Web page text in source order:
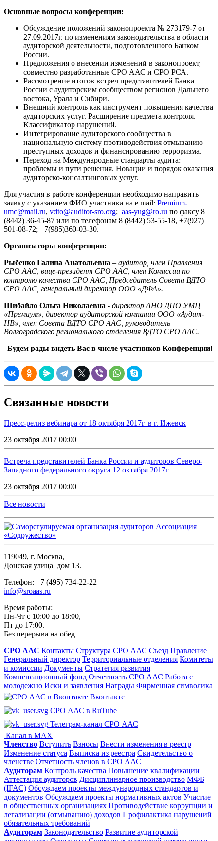
Основные вопросы конференции:
Обсуждение положений законопроекта № 273179-7 от
27.09.2017г. по изменениям законодательства в области
аудиторской деятельности, подготовленного Банком
России.
Предложения о внесении изменений в законопроект,
совместно разработанные СРО ААС и СРО РСА.
Рассмотрение итогов встреч представителей Банка
России с аудиторским сообществом регионов Дальнего
востока, Урала и Сибири.
Внешний контроль как инструмент повышения качества
аудиторских услуг. Расширение предмета контроля.
Классификатор нарушений.
Интегрирование аудиторского сообщества в
национальную систему противодействия отмыванию
преступных доходов и финансированию терроризма.
Переход на Международные стандарты аудита:
проблемы и пути решения. Новации и порядок оказания
аудиторско-консалтинговых услуг.
Для участия в работе конференции необходимо направить
заявку с указанием ФИО участника на e.mail: Premium-
umc@mail.ru, vdto@auditor-sro.org; aas-yug@ro.ru по факсу 8
(8442) 36-45-87 или по телефонам 8 (8442) 53-55-18, +7(927)
501-08-72; +7(985)360-03-30.
Организаторы конференции:
Рыбенко Галина Анатольевна – аудитор, член Правления
СРО ААС, вице-президент СРО ААС, член Комиссии по
контролю качества СРО ААС, Председатель Совета ВДТО
СРО ААС, генеральный директор ООО «ДФА».
Шибайло Ольга Николаевна - директор АНО ДПО УМЦ
«Премиум», директор аудиторской компании ООО «Аудит-
НВ», член Совета ВДТО СРО ААС, руководитель
Волгоградского регионального отделения ВДТО СРО ААС.
Будем рады видеть Вас в числе участников Конференции!
Связанные новости
Пресс-релиз вебинара от 18 октября 2017г. в г. Ижевск
23 октября 2017 00:00
Встреча представителей Банка России и аудиторов Северо-
Западного федерального округа 12 октября 2017г.
23 октября 2017 00:00
Все новости
119049, г. Москва,
Донская улица, дом 13.
Телефон: +7 (495) 734-22-22
info@sroaas.ru
Время работы:
Пн-Чт с 10:00 до 18:00,
Пт до 17:00.
Без перерыва на обед.
СРО ААС Контакты Структура СРО ААС Съезд Правление
Генеральный директор Территориальные отделения Комитеты
и комиссии Документы Стратегия развития
Компенсационный фонд Отчетность СРО ААС Работа с
молодежью Иски и заявления Награды Фирменная символика
Вконтакте
СРО ААС в RuTube
Телеграм-канал СРО ААС
Канал в MAX
Членство Вступить Взносы Внести изменения в реестр
Изменение статуса Выписка из реестра Свидетельство о
членстве Отчетность членов в СРО ААС
Аудиторам Контроль качества Повышение квалификации
Аттестация аудиторов Дисциплинарное производство МФБ
(IFAC) Обсуждаем проекты международных стандартов и
документов Обсуждаем проекты нормативных актов Участие
в общественных организациях Противодействие коррупции и
легализации (отмыванию) доходов Профилактика нарушений
обязательных требований
Аудиторам Законодательство Развитие аудиторской